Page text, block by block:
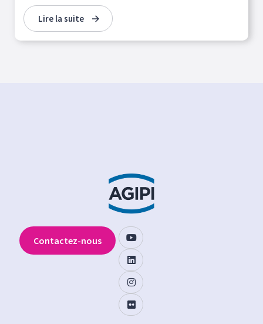
Lire la suite
Contactez-nous